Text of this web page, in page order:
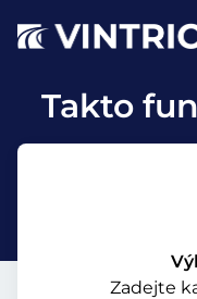
Takto
Zadejte